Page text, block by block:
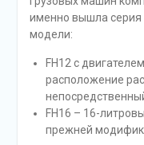
именно вышла серия
модели:
FH12 с
расположение
FH16 – 16-
прежней